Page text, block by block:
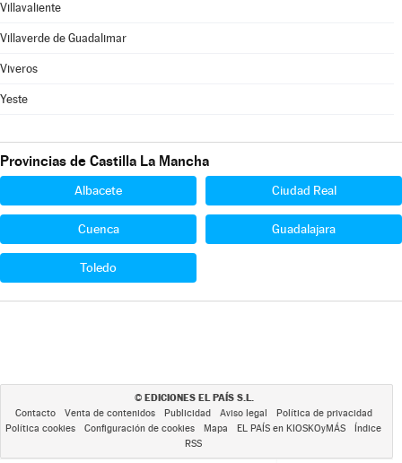
Villavaliente
Villaverde de Guadalimar
Viveros
Yeste
Provincias de Castilla La Mancha
Albacete Ciudad Real
Cuenca Guadalajara
Toledo
© EDICIONES EL PAÍS S.L.
Contacto Venta de contenidos Publicidad Aviso legal
Política de privacidad
Política cookies
Configuración de cookies Mapa EL PAÍS en KIOSKOyMÁS
Índice
RSS